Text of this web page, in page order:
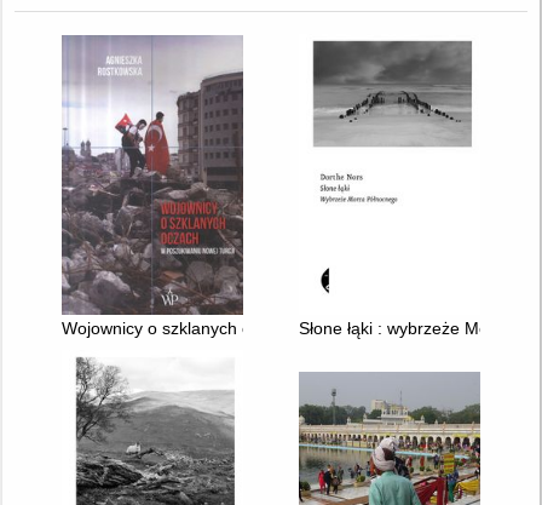
Wojownicy o szklanych oczach : w poszukiwaniu nowej Turcji
Słone łąki : wybrzeże Morza